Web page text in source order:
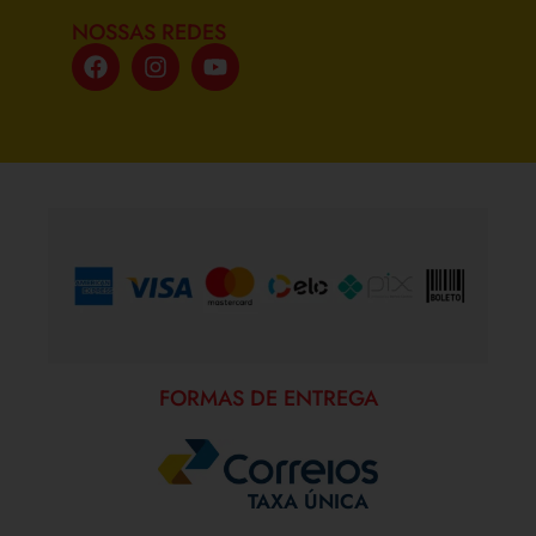
NOSSAS REDES
FORMAS DE ENTREGA
TAXA ÚNICA